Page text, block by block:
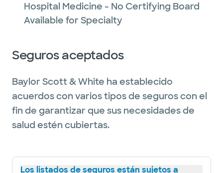
Hospital Medicine - No Certifying Board
Available for Specialty
Seguros aceptados
Baylor Scott & White ha establecido
acuerdos con varios tipos de seguros con el
fin de garantizar que sus necesidades de
salud estén cubiertas.
Los listados de seguros están sujetos a